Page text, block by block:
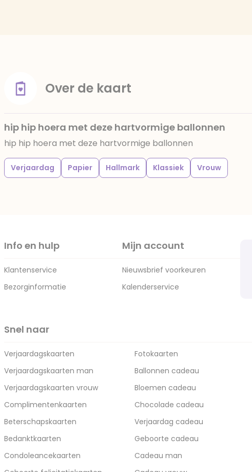
Over de kaart
hip hip hoera met deze hartvormige ballonnen
hip hip hoera met deze hartvormige ballonnen
Verjaardag Papier Hallmark Klassiek Vrouw
Info en hulp
Klantenservice
Bezorginformatie
Mijn account
Nieuwsbrief voorkeuren
Kalenderservice
Snel naar
Verjaardagskaarten
Verjaardagskaarten man
Verjaardagskaarten vrouw
Complimentenkaarten
Beterschapskaarten
Bedanktkaarten
Condoleancekaarten
Fotokaarten
Ballonnen cadeau
Bloemen cadeau
Chocolade cadeau
Verjaardag cadeau
Geboorte cadeau
Cadeau man